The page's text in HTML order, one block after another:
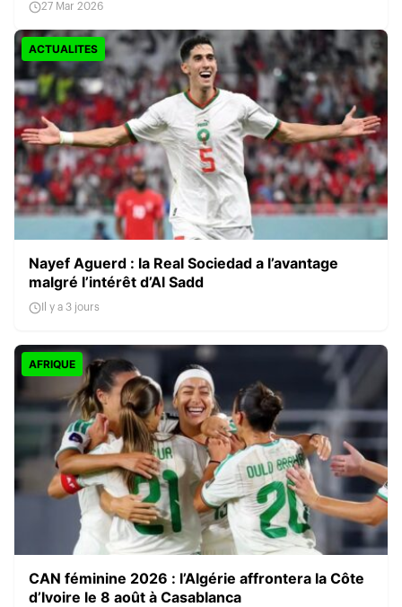
27 Mar 2026
ACTUALITES
Nayef Aguerd : la Real Sociedad a l’avantage
malgré l’intérêt d’Al Sadd
Il y a 3 jours
AFRIQUE
CAN féminine 2026 : l’Algérie affrontera la Côte
d’Ivoire le 8 août à Casablanca